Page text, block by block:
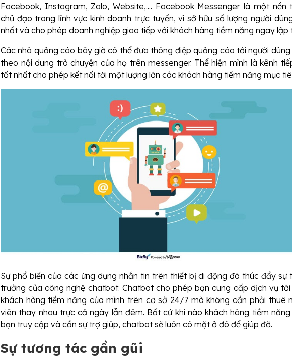
Facebook, Instagram, Zalo, Website,.... Facebook Messenger là một nền
chủ đạo trong lĩnh vực kinh doanh trực tuyến, vì sở hữu số lượng người
nhất và cho phép doanh nghiệp giao tiếp với khách hàng tiềm năng ngay lập
Các nhà quảng cáo bây giờ có thể đưa thông điệp quảng cáo tới người
theo nội dung trò chuyện của họ trên messenger. Thể hiện mình là kênh
tốt nhất cho phép kết nối tới một lượng lớn các khách hàng tiềm năng mục
Sự phổ biến của các ứng dụng nhắn tin trên thiết bị di động đã thúc đẩy sự
trưởng của công nghệ chatbot. Chatbot cho phép bạn cung cấp dịch vụ
khách hàng tiềm năng của mình trên cơ sở 24/7 mà không cần phải thuê
viên thay nhau trực cả ngày lẫn đêm. Bất cứ khi nào khách hàng tiềm
bạn truy cập và cần sự trợ giúp, chatbot sẽ luôn có mặt ở đó để giúp đỡ.
Sự tương tác gần gũi